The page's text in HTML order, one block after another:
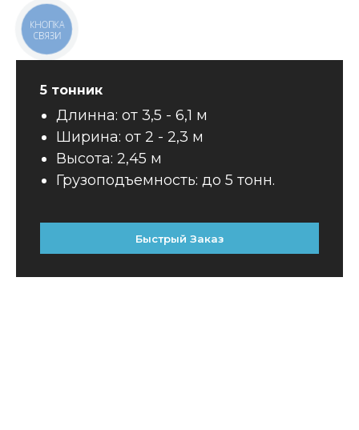
5 тонник
Длинна: от 3,5 - 6,1 м
Ширина: от 2 - 2,3 м
Высота: 2,45 м
Грузоподъемность: до 5 тонн.
Быстрый Заказ